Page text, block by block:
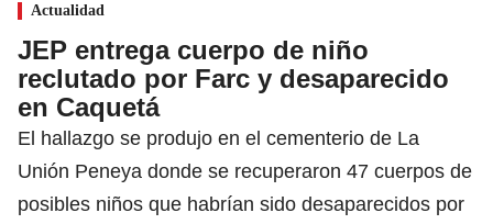
Actualidad
JEP entrega cuerpo de niño
reclutado por Farc y desaparecido
en Caquetá
El hallazgo se produjo en el cementerio de La
Unión Peneya donde se recuperaron 47 cuerpos de
posibles niños que habrían sido desaparecidos por